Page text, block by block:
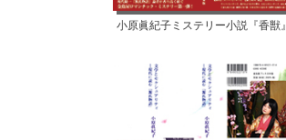
小原眞紀子ミステリー小説『香獣』